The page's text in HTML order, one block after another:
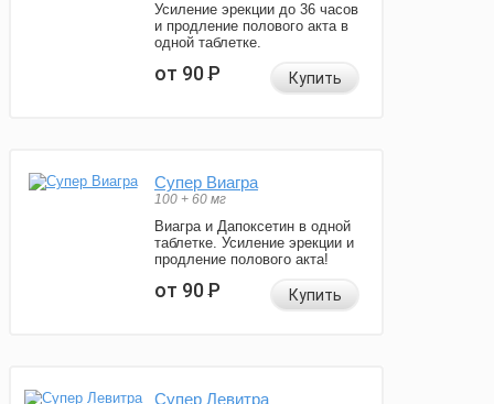
Усиление эрекции до 36 часов
и продление полового акта в
одной таблетке.
от 90Р Купить
Супер Виагра
100 + 60 мг
Виагра и Дапоксетин в одной
таблетке. Усиление эрекции и
продление полового акта!
от 90Р Купить
Супер Левитра